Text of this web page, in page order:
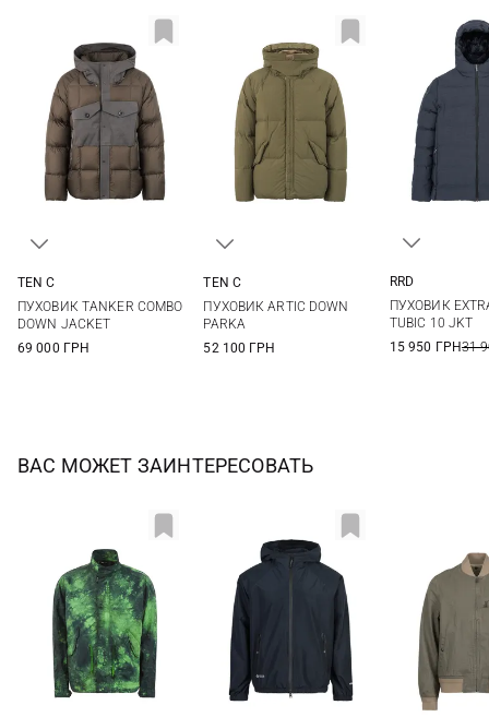
TEN C
ПУХОВИК TANKER COMBO
DOWN JACKET
69 000 ГРН
TEN C
ПУХОВИК ARTIC DOWN
PARKA
52 100 ГРН
56
RRD
ПУХОВИК
TUBIC 10 JKT
15 950 ГРН31
ВАС МОЖЕТ ЗАИНТЕРЕСОВАТЬ